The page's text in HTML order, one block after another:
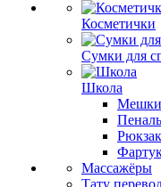
Косметички
Сумки для
Школа
Мешки
Массажёры
Тату